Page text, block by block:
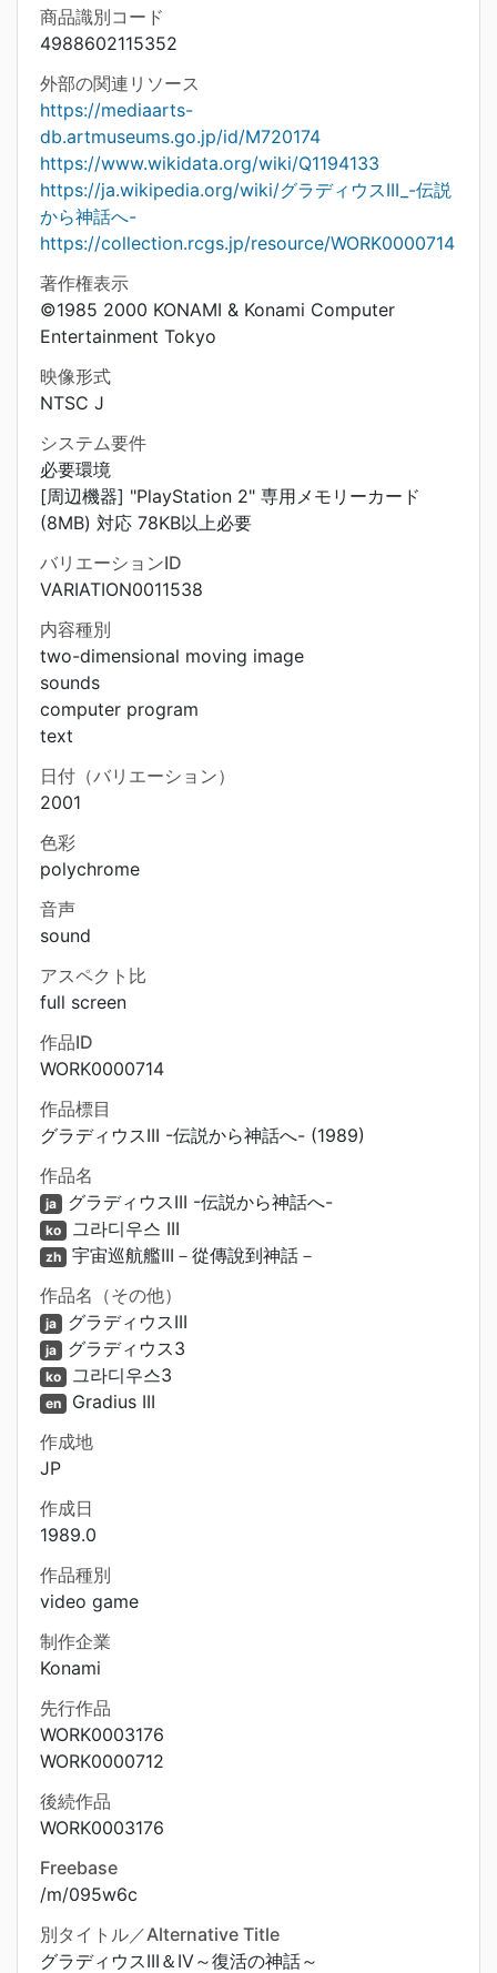
商品識別コード
4988602115352
外部の関連リソース
https://mediaarts-
db.artmuseums.go.jp/id/M720174
https://www.wikidata.org/wiki/Q1194133
https://ja.wikipedia.org/wiki/グラディウスIII_-伝説
から神話へ-
https://collection.rcgs.jp/resource/WORK0000714
著作権表示
©1985 2000 KONAMI & Konami Computer
Entertainment Tokyo
映像形式
NTSC J
システム要件
必要環境
[周辺機器] "PlayStation 2" 専用メモリーカード
(8MB) 対応 78KB以上必要
バリエーションID
VARIATION0011538
内容種別
two-dimensional moving image
sounds
computer program
text
日付（バリエーション）
2001
色彩
polychrome
音声
sound
アスペクト比
full screen
作品ID
WORK0000714
作品標目
グラディウスIII -伝説から神話へ- (1989)
作品名
ja グラディウスIII -伝説から神話へ-
ko 그라디우스 III
zh 宇宙巡航艦III－從傳說到神話－
作品名（その他）
ja グラディウスIII
ja グラディウス3
ko 그라디우스3
en Gradius III
作成地
JP
作成日
1989.0
作品種別
video game
制作企業
Konami
先行作品
WORK0003176
WORK0000712
後続作品
WORK0003176
Freebase
/m/095w6c
別タイトル／Alternative Title
グラディウスIII＆IV～復活の神話～